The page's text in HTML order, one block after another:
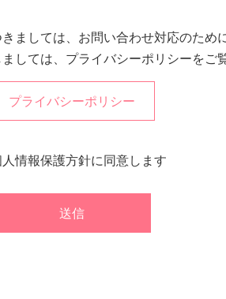
ましては、お問い合わせ対応のため
しては、プライバシーポリシーをご
プライバシーポリシー
情報保護方針に同意します
送信